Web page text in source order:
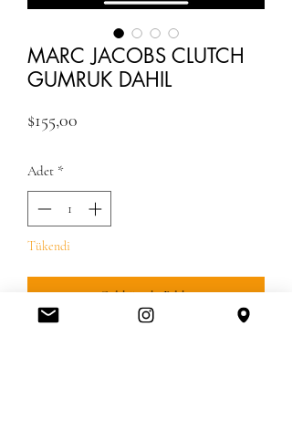
MARC JACOBS CLUTCH
GUMRUK DAHIL
$155,00
Adet *
Tükendi
Geldiğinde Bildir